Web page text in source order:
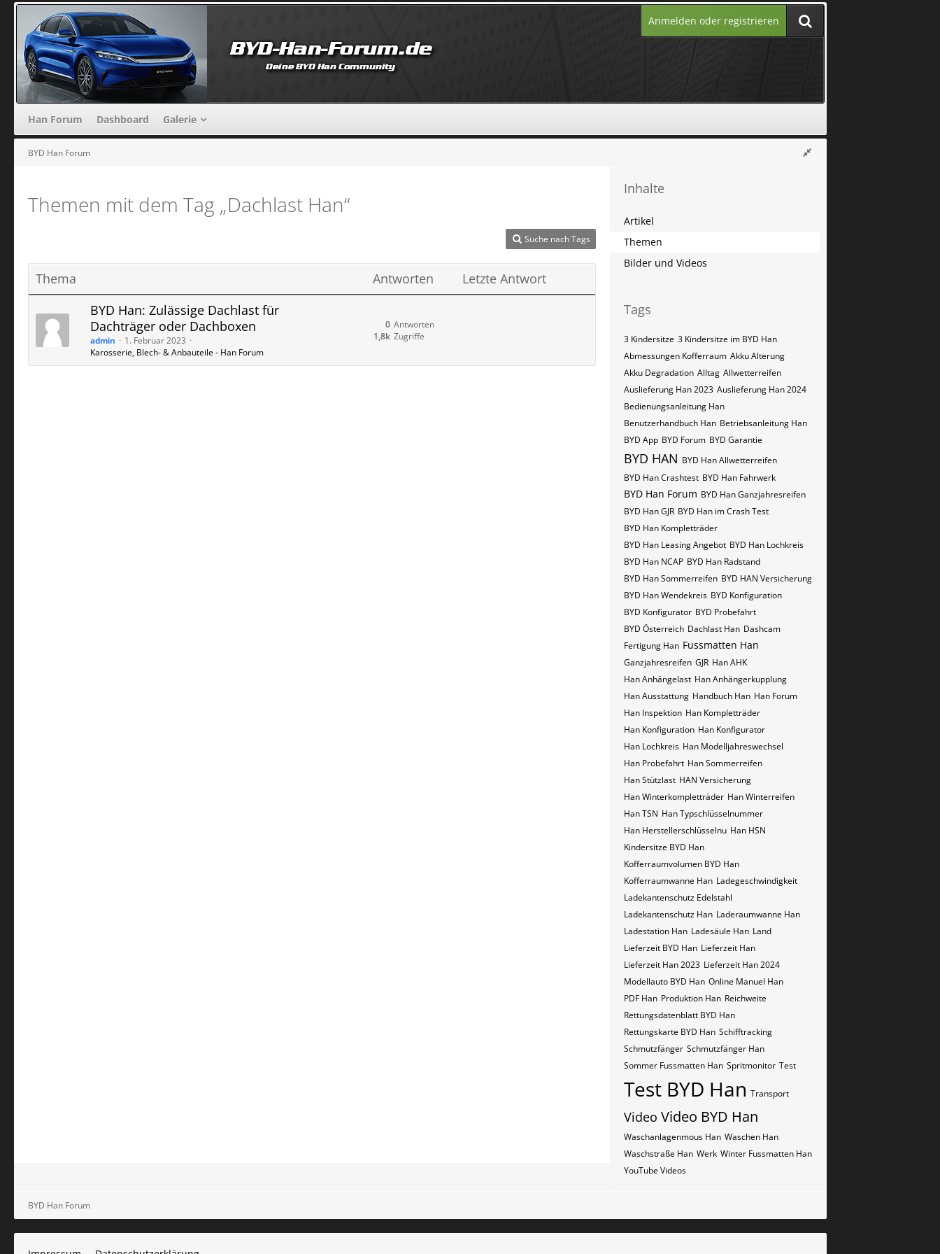
Anmelden oder registrieren
Han Forum Dashboard Galerie
BYD Han Forum
Themen mit dem Tag „Dachlast Han“
Suche nach Tags
Thema Antworten
Letzte Antwort
BYD Han: Zulässige Dachlast für
Dachträger oder Dachboxen
admin
1. Februar 2023
Karosserie, Blech- & Anbauteile - Han Forum
Antworten
0
Zugriffe
1,8k
Inhalte
Artikel
Themen
Bilder und Videos
Tags
3 Kindersitze 3 Kindersitze im BYD Han
Abmessungen Kofferraum Akku Alterung
Akku Degradation Alltag Allwetterreifen
Auslieferung Han 2023 Auslieferung Han 2024
Bedienungsanleitung Han
Benutzerhandbuch Han Betriebsanleitung Han
BYD App BYD Forum BYD Garantie
BYD HAN BYD Han Allwetterreifen
BYD Han Crashtest BYD Han Fahrwerk
BYD Han Forum BYD Han Ganzjahresreifen
BYD Han GJR BYD Han im Crash Test
BYD Han Kompletträder
BYD Han Leasing Angebot BYD Han Lochkreis
BYD Han NCAP BYD Han Radstand
BYD Han Sommerreifen BYD HAN Versicherung
BYD Han Wendekreis BYD Konfiguration
BYD Konfigurator BYD Probefahrt
BYD Österreich Dachlast Han Dashcam
Fertigung Han Fussmatten Han
Ganzjahresreifen GJR Han AHK
Han Anhängelast Han Anhängerkupplung
Han Ausstattung Handbuch Han Han Forum
Han Inspektion Han Kompletträder
Han Konfiguration Han Konfigurator
Han Lochkreis Han Modelljahreswechsel
Han Probefahrt Han Sommerreifen
Han Stützlast HAN Versicherung
Han Winterkompletträder Han Winterreifen
Han​​​​ TSN Han​​​​ Typschlüsselnummer
Han​​​​​ Herstellerschlüsselnu Han​​​​​ HSN
Kindersitze BYD Han
Kofferraumvolumen BYD Han
Kofferraumwanne Han Ladegeschwindigkeit
Ladekantenschutz Edelstahl
Ladekantenschutz Han Laderaumwanne Han
Ladestation Han Ladesäule Han Land
Lieferzeit BYD Han Lieferzeit Han
Lieferzeit Han 2023 Lieferzeit Han 2024
Modellauto BYD Han Online Manuel Han
PDF Han Produktion Han Reichweite
Rettungsdatenblatt BYD Han
Rettungskarte BYD Han Schifftracking
Schmutzfänger Schmutzfänger Han
Sommer Fussmatten Han Spritmonitor Test
Test BYD Han Transport
Video Video BYD Han
Waschanlagenmous Han Waschen Han
Waschstraße Han Werk Winter Fussmatten Han
YouTube Videos
BYD Han Forum